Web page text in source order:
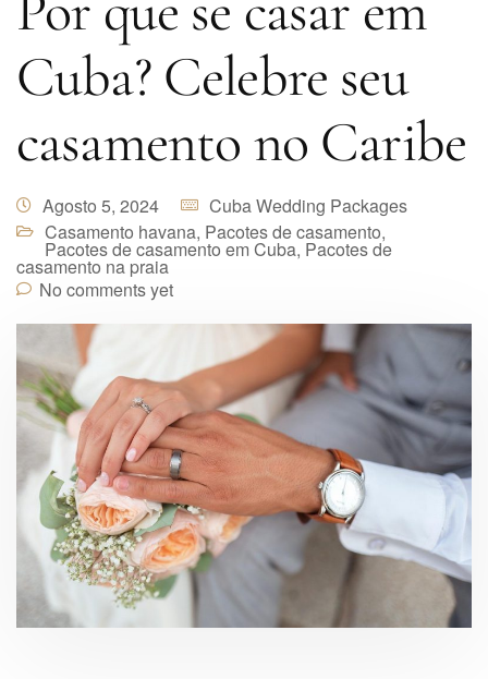
Cuba? Celebre seu
casamento no Caribe
Agosto 5, 2024
Cuba Wedding Packages
Casamento havana, Pacotes de casamento,
Pacotes de casamento em Cuba, Pacotes de
casamento na praia
No comments yet